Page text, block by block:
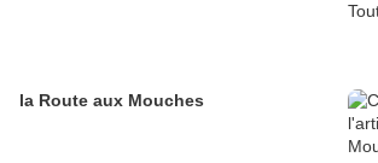
la Route aux Mouches